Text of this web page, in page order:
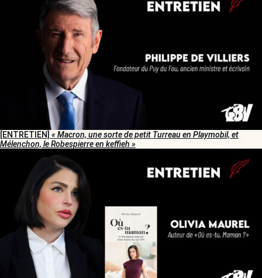
[ENTRETIEN] « Macron, une sorte de petit Turreau en Playmobil, et
Mélenchon, le Robespierre en keffieh »